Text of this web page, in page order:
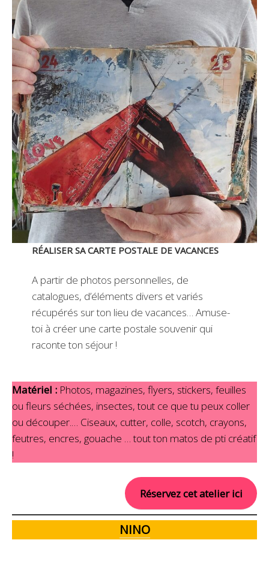
RÉALISER SA CARTE POSTALE DE VACANCES
A partir de photos personnelles, de
catalogues, d’éléments divers et variés
récupérés sur ton lieu de vacances… Amuse-
toi à créer une carte postale souvenir qui
raconte ton séjour !
Matériel : Photos, magazines, flyers, stickers, feuilles
ou fleurs séchées, insectes, tout ce que tu peux coller
ou découper.… Ciseaux, cutter, colle, scotch, crayons,
feutres, encres, gouache … tout ton matos de pti créatif
!
Réservez cet atelier ici
NINO